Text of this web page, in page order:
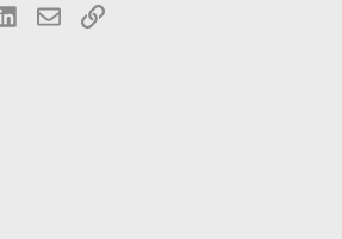
LinkedInЭлектронная почта
Ссылка